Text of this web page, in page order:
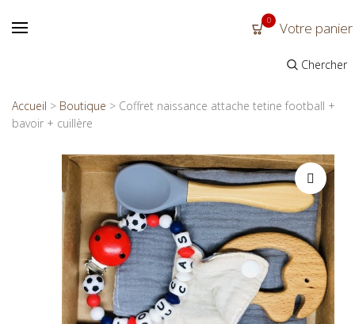
0 Votre panier
Chercher
Accueil > Boutique > Coffret naissance attache tetine football +
bavoir + cuillère